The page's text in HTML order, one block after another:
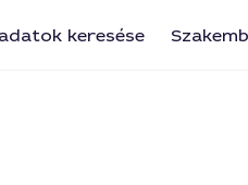
keresése